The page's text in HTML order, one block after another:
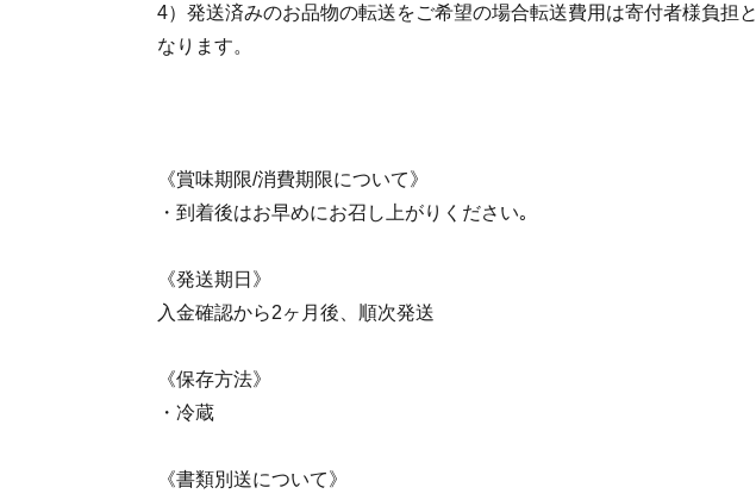
4）発送済みのお品物の転送をご希望の場合転送費用は寄付者様負担と
なります。
《賞味期限/消費期限について》
・到着後はお早めにお召し上がりください｡
《発送期日》
入金確認から2ヶ月後、順次発送
《保存方法》
・冷蔵
《書類別送について》